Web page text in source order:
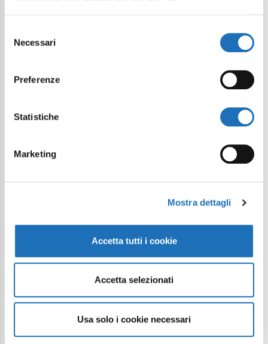
delNecessari
Preferenze
Statistiche
Marketing
Mostra dettagli
Accetta tutti i cookie
Accetta selezionati
Usa solo i cookie necessari